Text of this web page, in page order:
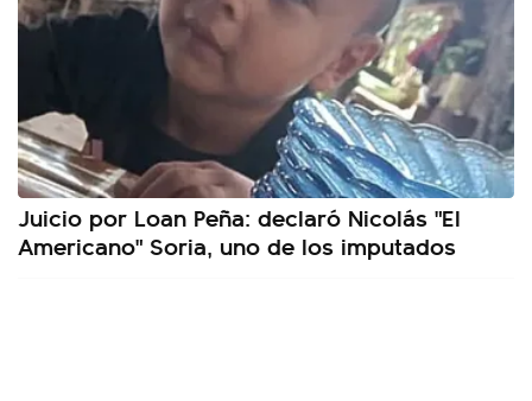
Juicio por Loan Peña: declaró Nicolás "El
Americano" Soria, uno de los imputados